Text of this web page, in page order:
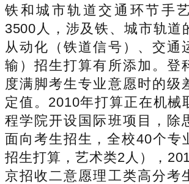
铁和城市轨道交通环节手
3500人，涉及铁、城市轨道
从动化（铁道信号）、交通
输）招生打算有所添加。登
度满脚考生专业意愿时的级
定值。2010年打算正在机械
程学院开设国际班项目，除
面向考生招生，全校40个专
招生打算，艺术类2人），
京招收二意愿理工类高分考